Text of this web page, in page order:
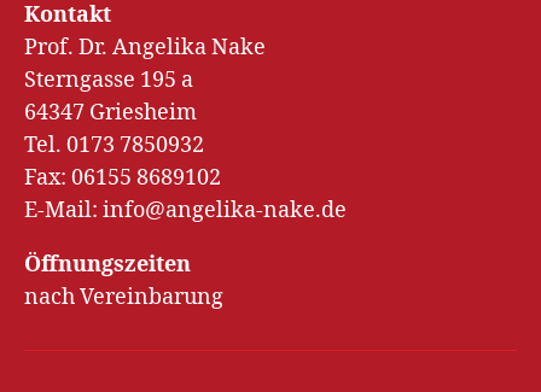
Kontakt
Prof. Dr. Angelika Nake
Sterngasse 195 a
64347 Griesheim
Tel. 0173 7850932
Fax: 06155 8689102
E-Mail: info@angelika-nake.de
Öffnungszeiten
nach Vereinbarung